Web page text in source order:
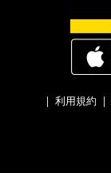
| 利用規約 |